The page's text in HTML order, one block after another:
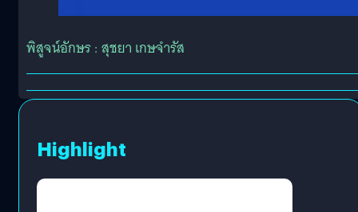
พิสูจน์อักษร : สุชยา เกษจำรัส
Highlight